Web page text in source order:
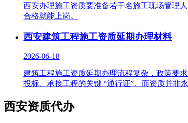
西安办理施工资质要准备若干名施工现场管理
合格就能上岗。
西安建筑工程施工资质延期办理材料
2026-06-18
建筑工程施工资质延期办理流程复杂，政策要
投标、承接工程的关键 “通行证”。而资质并非
西安资质代办